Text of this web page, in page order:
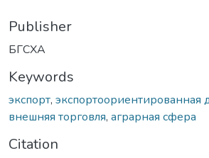
Publisher
БГСХА
Keywords
экспорт, экспортоориентированная
внешняя торговля, аграрная сфера
Citation